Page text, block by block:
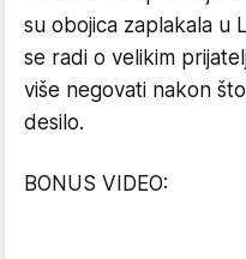
su obojica zaplakala u
se radi o velikim
više negovati nakon
desilo.
BONUS VIDEO: